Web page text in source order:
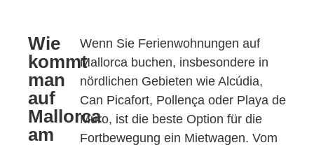
Wie
kommt
man
auf
Mallorca
am
Wenn Sie Ferienwohnungen auf
Mallorca buchen, insbesondere in
nördlichen Gebieten wie Alcúdia,
Can Picafort, Pollença oder Playa de
Muro, ist die beste Option für die
Fortbewegung ein Mietwagen. Vom